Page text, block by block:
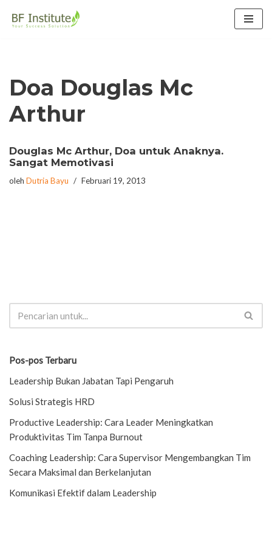
Doa Douglas Mc
Arthur
Douglas Mc Arthur, Doa untuk Anaknya.
Sangat Memotivasi
oleh Dutria Bayu Februari 19, 2013
Pos-pos Terbaru
Leadership Bukan Jabatan Tapi Pengaruh
Solusi Strategis HRD
Productive Leadership: Cara Leader Meningkatkan
Produktivitas Tim Tanpa Burnout
Coaching Leadership: Cara Supervisor Mengembangkan Tim
Secara Maksimal dan Berkelanjutan
Komunikasi Efektif dalam Leadership